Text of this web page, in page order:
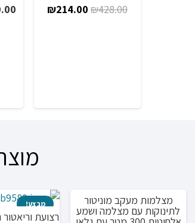
₪428.00
המחיר ₪214.00
מבצע!
מצלמות מעקב מוניטור
לתינוקות עם מצלמה ושמע
מבצע!